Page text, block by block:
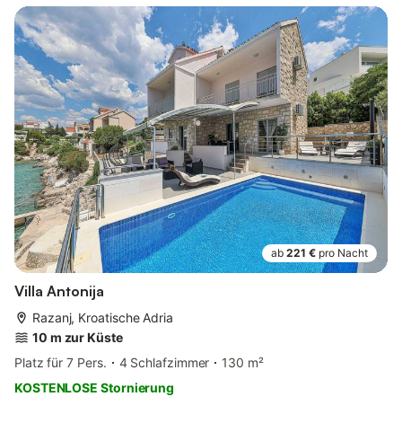
ab 221 € pro Nacht
Villa Antonija
Razanj, Kroatische Adria
10 m zur Küste
Platz für 7 Pers.
4 Schlafzimmer
130 m²
KOSTENLOSE Stornierung